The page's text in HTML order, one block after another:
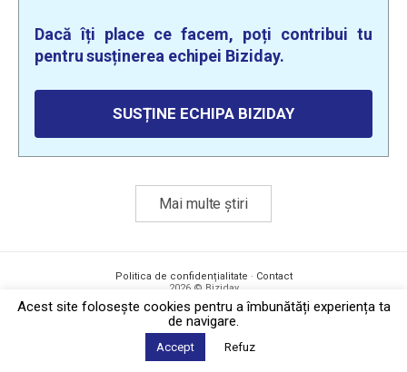
Dacă îți place ce facem, poți contribui tu
pentru susținerea echipei Biziday.
SUSȚINE ECHIPA BIZIDAY
Mai multe știri
Politica de confidențialitate · Contact
2026 © Biziday
Acest site foloseşte cookies pentru a îmbunătăți experiența ta
de navigare.
Accept Refuz